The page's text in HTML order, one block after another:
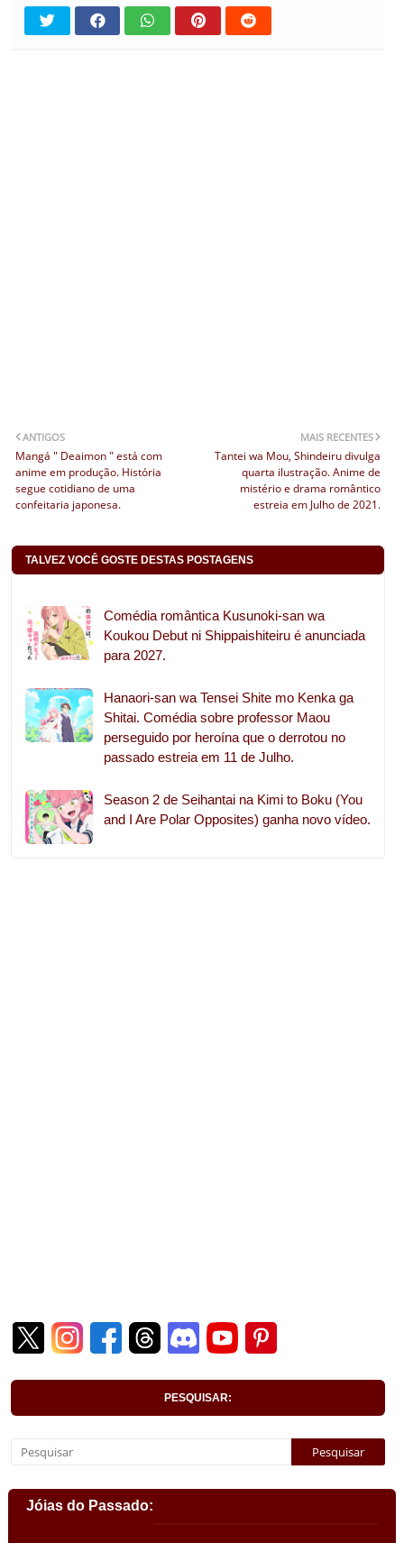
MAIS RECENTES
Tantei wa Mou, Shindeiru divulga
quarta ilustração. Anime de
mistério e drama romântico
estreia em Julho de 2021.
ANTIGOS
Mangá " Deaimon " está com
anime em produção. História
segue cotidiano de uma
confeitaria japonesa.
TALVEZ VOCÊ GOSTE DESTAS POSTAGENS
Comédia romântica Kusunoki-san wa
Koukou Debut ni Shippaishiteiru é anunciada
para 2027.
Hanaori-san wa Tensei Shite mo Kenka ga
Shitai. Comédia sobre professor Maou
perseguido por heroína que o derrotou no
passado estreia em 11 de Julho.
Season 2 de Seihantai na Kimi to Boku (You
and I Are Polar Opposites) ganha novo vídeo.
PESQUISAR:
Jóias do Passado: